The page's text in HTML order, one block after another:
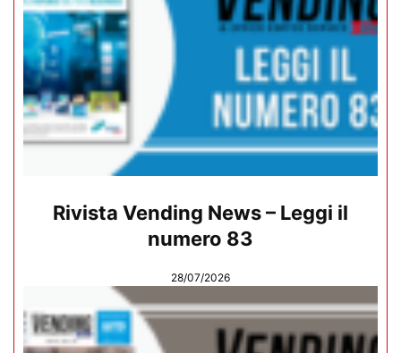
Rivista Vending News – Leggi il
numero 83
28/07/2026